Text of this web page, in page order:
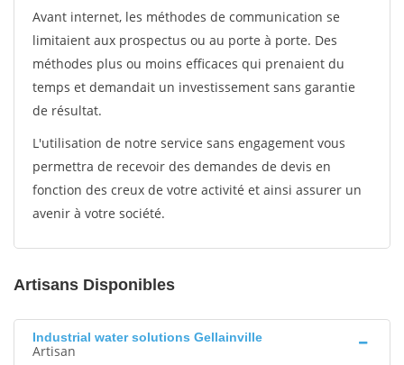
Avant internet, les méthodes de communication se
limitaient aux prospectus ou au porte à porte. Des
méthodes plus ou moins efficaces qui prenaient du
temps et demandait un investissement sans garantie
de résultat.
L'utilisation de notre service sans engagement vous
permettra de recevoir des demandes de devis en
fonction des creux de votre activité et ainsi assurer un
avenir à votre société.
Artisans Disponibles
Industrial water solutions Gellainville
Artisan